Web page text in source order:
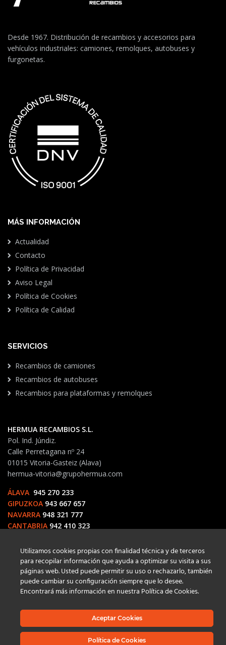
Desde 1967. Distribución de recambios y accesorios para
vehículos industriales: camiones, remolques, autobuses y
furgonetas.
MÁS INFORMACIÓN
Actualidad
Contacto
Política de Privacidad
Aviso Legal
Política de Cookies
Política de Calidad
SERVICIOS
Recambios de camiones
Recambios de autobuses
Recambios para plataformas y remolques
HERMUA RECAMBIOS S.L.
Pol. Ind. Júndiz.
Calle Perretagana nº 24
01015 Vitoria-Gasteiz (Alava)
hermua-vitoria@grupohermua.com
ÁLAVA 945 270 233
GIPUZKOA 943 667 657
NAVARRA 948 321 777
CANTABRIA 942 410 323
HERMUA RECAMBIOS SL. TODOS LOS DERECHOS RESERVADOS.
Utilizamos cookies propias con finalidad técnica y de terceros
para recopilar información que ayuda a optimizar su visita a sus
páginas web. Usted puede permitir su uso o rechazarlo, también
puede cambiar su configuración siempre que lo desee.
Encontrará más información en nuestra Política de Cookies.
Aceptar Cookies
Política de Cookies